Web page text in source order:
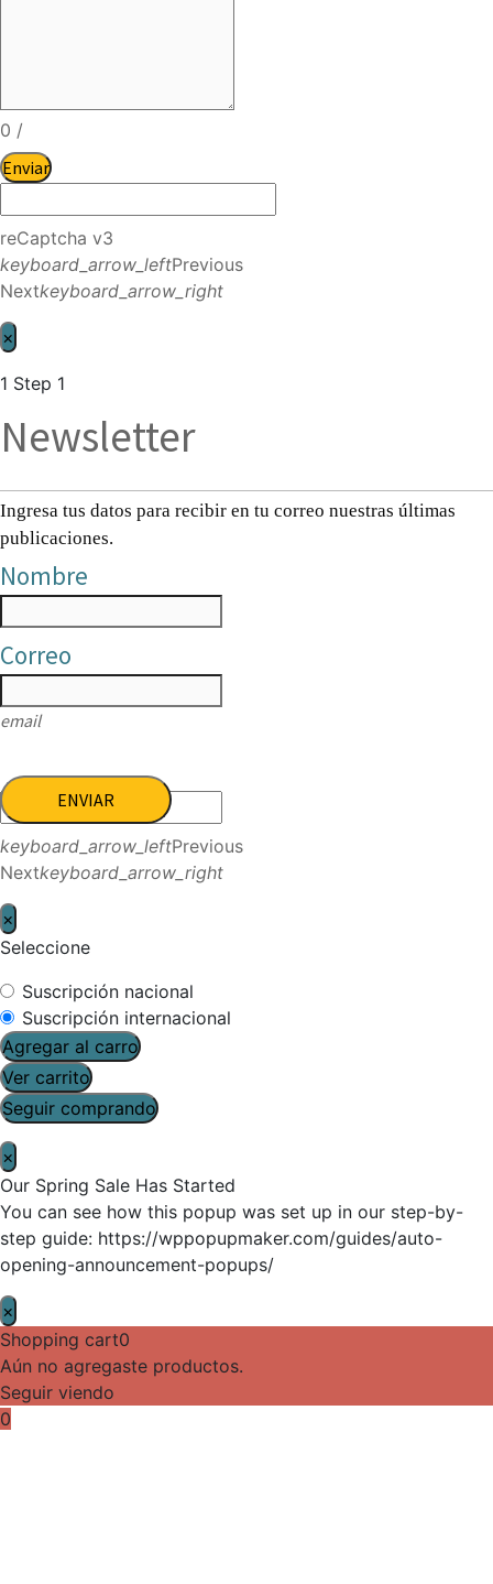
0 /
Enviar
reCaptcha v3
keyboard_arrow_leftPrevious
Nextkeyboard_arrow_right
×
1 Step 1
Newsletter
Ingresa tus datos para recibir en tu correo nuestras últimas
publicaciones.
Nombre
Correo
email
ENVIAR
keyboard_arrow_leftPrevious
Nextkeyboard_arrow_right
×
Seleccione
Suscripción nacional
Suscripción internacional
Agregar al carro
Ver carrito
Seguir comprando
×
Our Spring Sale Has Started
You can see how this popup was set up in our step-by-
step guide: https://wppopupmaker.com/guides/auto-
opening-announcement-popups/
×
Shopping cart0
Aún no agregaste productos.
Seguir viendo
0